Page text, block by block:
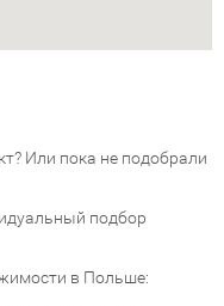
Или пока не подобрали
подбор
в Польше: